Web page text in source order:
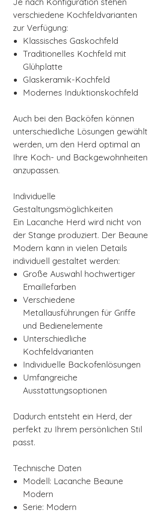
verschiedene Kochfeldvarianten
zur Verfügung:
Klassisches Gaskochfeld
Traditionelles Kochfeld mit
Glühplatte
Glaskeramik-Kochfeld
Modernes Induktionskochfeld
Auch bei den Backöfen können
unterschiedliche Lösungen gewählt
werden, um den Herd optimal an
Ihre Koch- und Backgewohnheiten
anzupassen.
Individuelle
Gestaltungsmöglichkeiten
Ein Lacanche Herd wird nicht von
der Stange produziert. Der Beaune
Modern kann in vielen Details
individuell gestaltet werden:
Große Auswahl hochwertiger
Emaillefarben
Verschiedene
Metallausführungen für Griffe
und Bedienelemente
Unterschiedliche
Kochfeldvarianten
Individuelle Backofenlösungen
Umfangreiche
Ausstattungsoptionen
Dadurch entsteht ein Herd, der
perfekt zu Ihrem persönlichen Stil
passt.
Technische Daten
Modell: Lacanche Beaune
Modern
Serie: Modern